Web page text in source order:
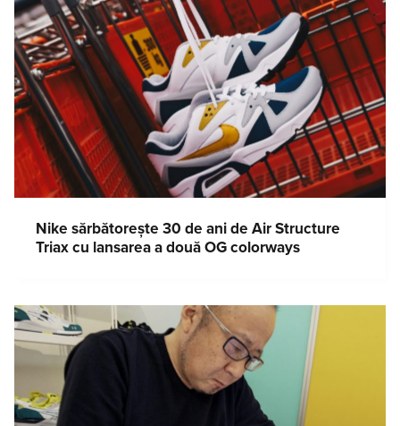
Nike sărbătorește 30 de ani de Air Structure
Triax cu lansarea a două OG colorways